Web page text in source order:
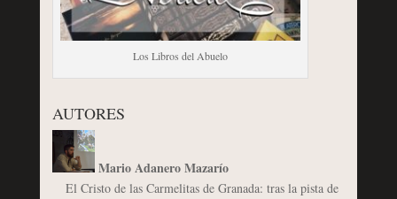
Los Libros del Abuelo
AUTORES
Mario Adanero Mazarío
El Cristo de las Carmelitas de Granada: tras la pista de